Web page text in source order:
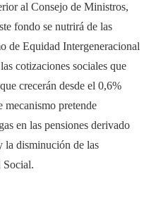
al Consejo de Ministros,
fondo se nutrirá de las
de Equidad Intergeneracional
cotizaciones sociales que
crecerán desde el 0,6%
mecanismo pretende
en las pensiones derivado
la disminución de las
Social.